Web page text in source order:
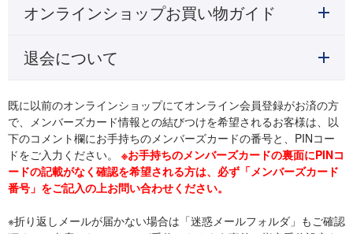
オンラインショップお買い物ガイド
退会について
既に以前のオンラインショップにてオンライン会員登録がお済の方
で、メンバーズカード情報との結びつけを希望されるお客様は、以
下のコメント欄にお手持ちのメンバーズカードの番号と、PINコー
ドをご入力ください。 ※お手持ちのメンバーズカードの裏面にPINコ
ードの記載がなく確認を希望される方は、必ず「メンバーズカード
番号」をご記入の上お問い合わせください。
※折り返しメールが届かない場合は「迷惑メールフォルダ」もご確認